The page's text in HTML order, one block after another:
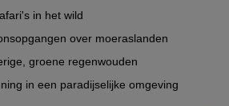
in het wild
over moeraslanden
groene regenwouden
in een paradijselijke omgeving